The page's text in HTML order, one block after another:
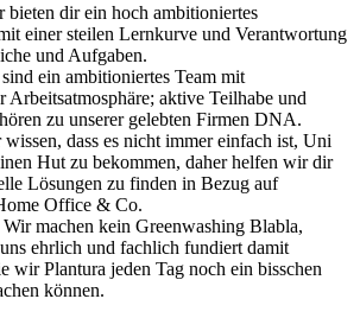
bieten dir ein hoch ambitioniertes
einer steilen Lernkurve und Verantwortung
und Aufgaben.
ein ambitioniertes Team mit
Arbeitsatmosphäre; aktive Teilhabe und
zu unserer gelebten Firmen DNA.
dass es nicht immer einfach ist, Uni
Hut zu bekommen, daher helfen wir dir
Lösungen zu finden in Bezug auf
Office & Co.
machen kein Greenwashing Blabla,
ehrlich und fachlich fundiert damit
wir Plantura jeden Tag noch ein bisschen
können.